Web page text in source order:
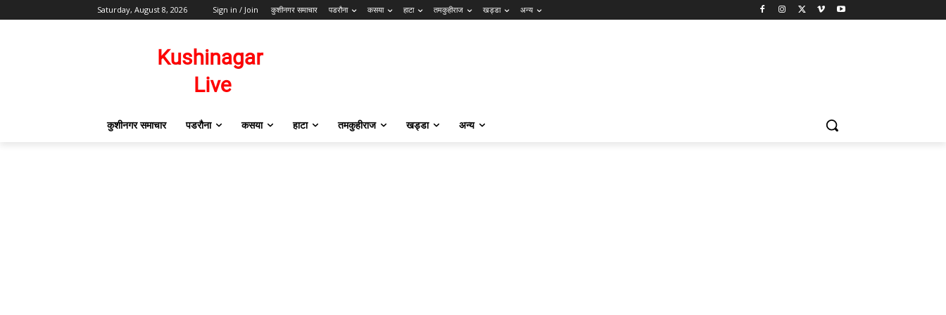
Saturday, August 8, 2026 Sign in / Join कुशीनगर समाचार पडरौना कसया हाटा तमकुहीराज खड्डा अन्य
कुशीनगर समाचार पडरौना कसया हाटा तमकुहीराज खड्डा अन्य